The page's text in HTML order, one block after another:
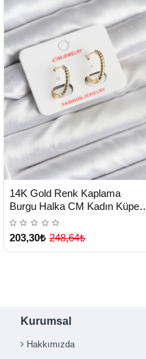
TESLİMAT
14K Gold Renk Kaplama
Burgu Halka CM Kadın Küpe -
Lisinya
203,30₺ 248,64₺
Kurumsal
Hakkımızda